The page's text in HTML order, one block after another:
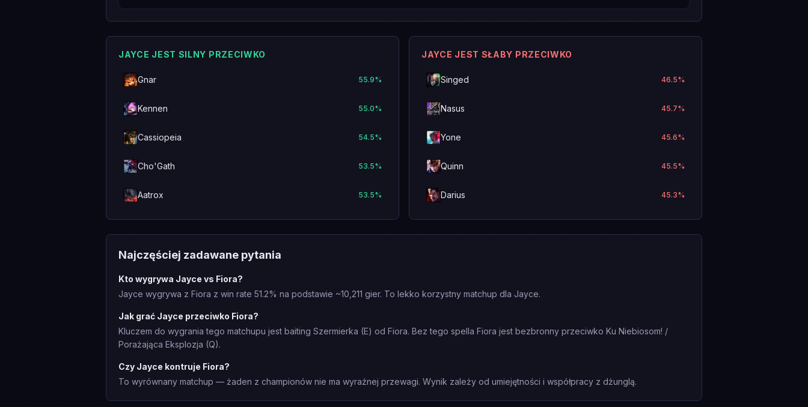
JAYCE JEST SILNY PRZECIWKO
Gnar 55.9%
Kennen 55.0%
Cassiopeia 54.5%
Cho'Gath 53.5%
Aatrox 53.5%
JAYCE JEST SŁABY PRZECIWKO
Singed 46.5%
Nasus 45.7%
Yone 45.6%
Quinn 45.5%
Darius 45.3%
Najczęściej zadawane pytania
Kto wygrywa Jayce vs Fiora?
Jayce wygrywa z Fiora z win rate 51.2% na podstawie ~10,211 gier. To lekko korzystny matchup dla Jayce.
Jak grać Jayce przeciwko Fiora?
Kluczem do wygrania tego matchupu jest baiting Szermierka (E) od Fiora. Bez tego spella Fiora jest bezbronny przeciwko Ku Niebiosom! /
Porażająca Eksplozja (Q).
Czy Jayce kontruje Fiora?
To wyrównany matchup — żaden z championów nie ma wyraźnej przewagi. Wynik zależy od umiejętności i współpracy z dżunglą.